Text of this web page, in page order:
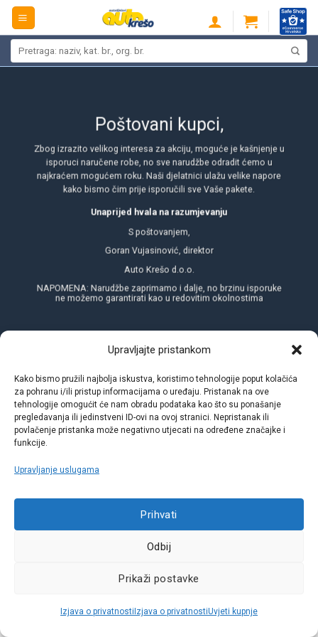
Upravljajte pristankom
Kako bismo pružili najbolja iskustva, koristimo tehnologije poput kolačića
za pohranu i/ili pristup informacijama o uređaju. Pristanak na ove
tehnologije omogućit će nam obradu podataka kao što su ponašanje
pregledavanja ili jedinstveni ID-ovi na ovoj stranici. Nepristanak ili
povlačenje pristanka može negativno utjecati na određene značajke i
funkcije.
Upravljanje uslugama
Prihvati
Odbij
Prikaži postavke
Izjava o privatnosti Izjava o privatnostiUvjeti kupnje
Skip
content
Poštovani kupci,
Zbog izrazito velikog interesa za akciju, moguće je kašnjenje u
isporuci naručene robe, no sve narudžbe odradit ćemo u
najkraćem mogućem roku. Naši djelatnici ulažu velike napore
kako bismo čim prije isporučili sve Vaše pakete.
Unaprijed hvala na razumjevanju
S poštovanjem,
Goran Vujasinović, direktor
Auto Krešo d.o.o.
NAPOMENA: Narudžbe zaprimamo i dalje, no brzinu isporuke
ne možemo garantirati kao u redovitim okolnostima
Call centar
+38513030300
Sva prava pridržana © 2021 W.A.O.